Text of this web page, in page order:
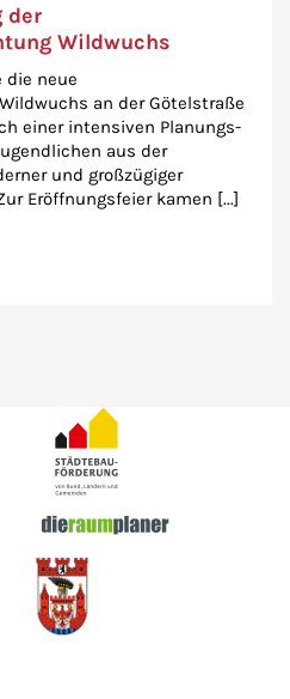
der
Wildwuchs
die neue
an der Götelstraße
einer intensiven Planungs-
aus der
und großzügiger
Eröffnungsfeier kamen [...]